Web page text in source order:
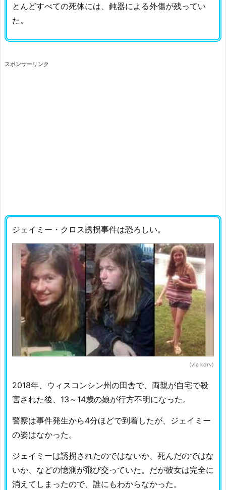
とんどすべての死体には、鈍器による外傷が残ってい
た。
スポンサーリンク
ジェイミー・クロス誘拐事件は恐ろしい。
(via kdrv)
2018年、ウィスコンシン州の田舎で、両親が自宅で殺
害された後、13～14歳の娘が行方不明になった。
警察は事件発生から4分ほどで到着したが、ジェイミー
の姿はなかった。
ジェイミーは誘拐されたのではないか、死んだのではな
いか、などの憶測が飛び交っていた。だが彼女は完全に
消えてしまったので、誰にもわからなかった。